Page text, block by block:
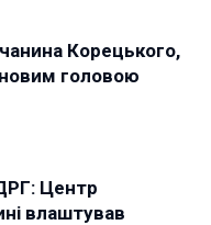
Корецького,
головою
Центр
влаштував